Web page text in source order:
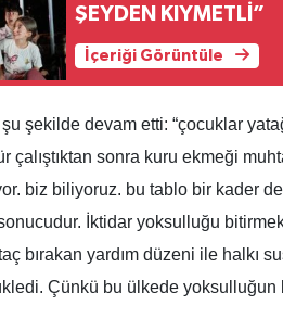
ŞEYDEN KIYMETLİ”
İçeriği Görüntüle
şekilde devam etti: “çocuklar
çalıştıktan sonra kuru ekmeği
biz biliyoruz. bu tablo bir kader
İktidar yoksulluğu
bırakan yardım düzeni ile halkı
Çünkü bu ülkede